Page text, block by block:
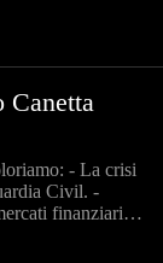
Canetta
- La crisi
Civil. -
finanziari. -